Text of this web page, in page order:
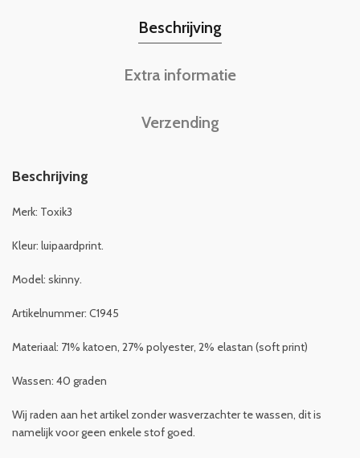
Beschrijving
Extra informatie
Verzending
Beschrijving
Merk: Toxik3
Kleur: luipaardprint.
Model: skinny.
Artikelnummer: C1945
Materiaal: 71% katoen, 27% polyester, 2% elastan (soft print)
Wassen: 40 graden
Wij raden aan het artikel zonder wasverzachter te wassen, dit is
namelijk voor geen enkele stof goed.